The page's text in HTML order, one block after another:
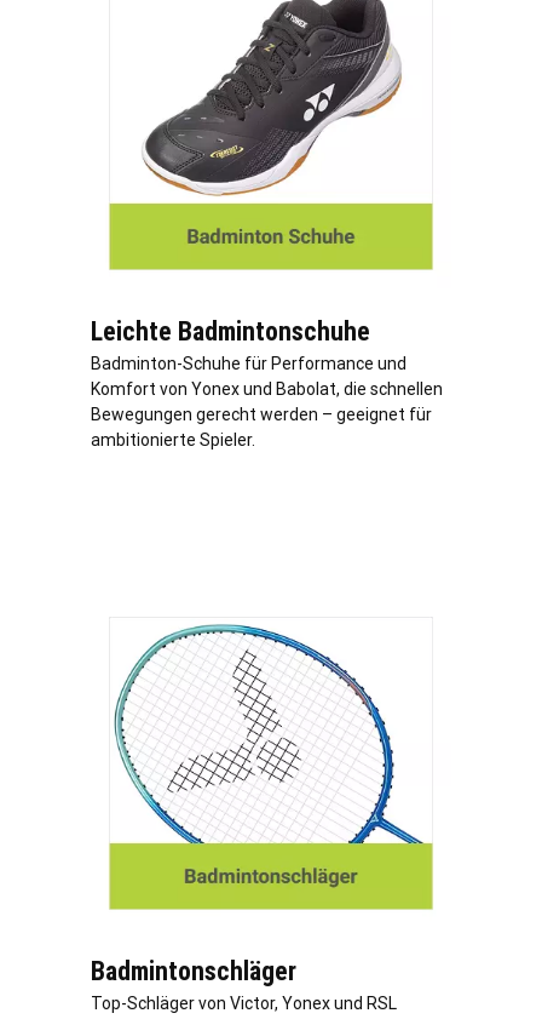
Leichte Badmintonschuhe
Badminton-Schuhe für Performance und
Komfort von Yonex und Babolat, die schnellen
Bewegungen gerecht werden – geeignet für
ambitionierte Spieler.
Badmintonschläger
Top-Schläger von Victor, Yonex und RSL